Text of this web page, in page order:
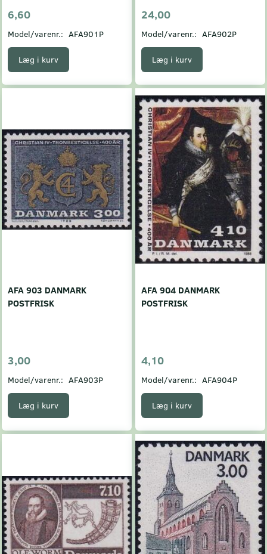
6,60
Model/varenr.: AFA901P
Læg i kurv
24,00
Model/varenr.: AFA902P
Læg i kurv
AFA 903 DANMARK
POSTFRISK
3,00
Model/varenr.: AFA903P
Læg i kurv
AFA 904 DANMARK
POSTFRISK
4,10
Model/varenr.: AFA904P
Læg i kurv